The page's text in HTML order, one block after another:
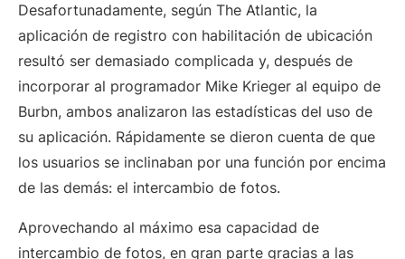
Desafortunadamente, según The Atlantic, la
aplicación de registro con habilitación de ubicación
resultó ser demasiado complicada y, después de
incorporar al programador Mike Krieger al equipo de
Burbn, ambos analizaron las estadísticas del uso de
su aplicación. Rápidamente se dieron cuenta de que
los usuarios se inclinaban por una función por encima
de las demás: el intercambio de fotos.
Aprovechando al máximo esa capacidad de
intercambio de fotos, en gran parte gracias a las